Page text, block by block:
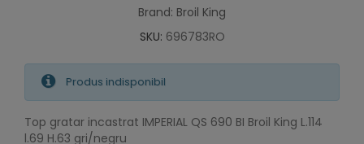
Brand: Broil King
SKU: 696783RO
Produs indisponibil
Top gratar incastrat IMPERIAL QS 690 BI Broil King L.114
l.69 H.63 gri/negru